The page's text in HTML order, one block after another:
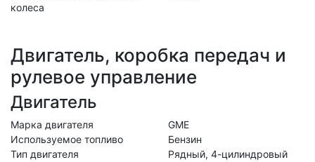
колеса
Двигатель, коробка передач и
рулевое управление
Двигатель
Марка двигателя
GME
Используемое топливо
Бензин
Тип двигателя
Рядный, 4-цилиндровый